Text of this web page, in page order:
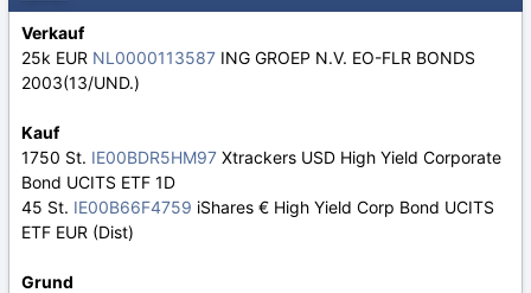
Verkauf
25k EUR NL0000113587 ING GROEP N.V. EO-FLR BONDS
2003(13/UND.)
Kauf
1750 St. IE00BDR5HM97 Xtrackers USD High Yield Corporate
Bond UCITS ETF 1D
45 St. IE00B66F4759 iShares € High Yield Corp Bond UCITS
ETF EUR (Dist)
Grund